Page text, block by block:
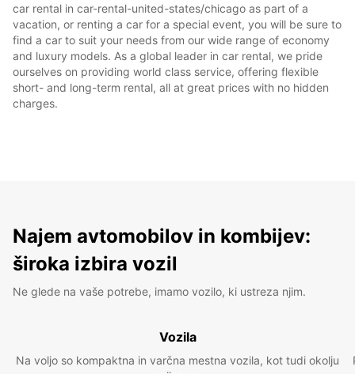
car rental in car-rental-united-states/chicago as part of a
vacation, or renting a car for a special event, you will be sure to
find a car to suit your needs from our wide range of economy
and luxury models. As a global leader in car rental, we pride
ourselves on providing world class service, offering flexible
short- and long-term rental, all at great prices with no hidden
charges.
Najem avtomobilov in kombijev:
široka izbira vozil
Ne glede na vaše potrebe, imamo vozilo, ki ustreza njim.
Vozila
Na voljo so kompaktna in varčna mestna vozila, kot tudi okolju